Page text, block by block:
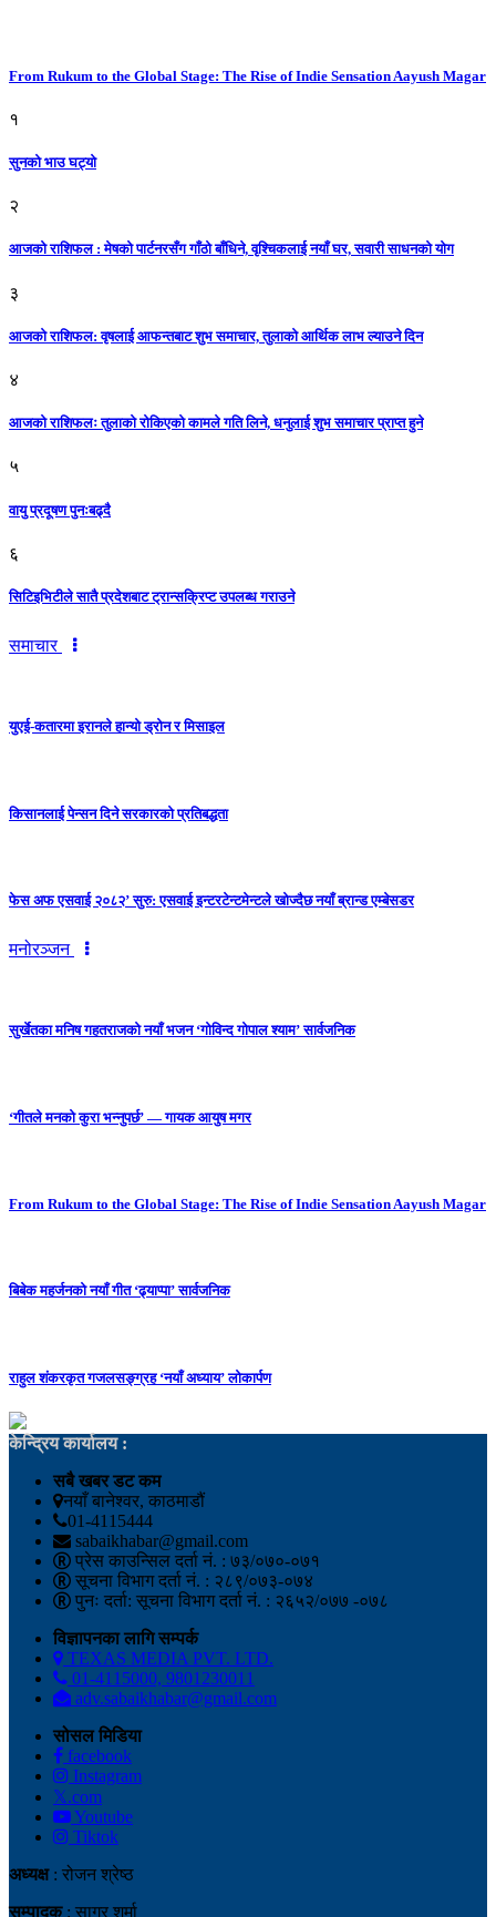
From Rukum to the Global Stage: The Rise of Indie Sensation Aayush Magar
१
सुनको भाउ घट्याे
२
आजको राशिफल : मेषको पार्टनरसँग गाँठो बाँधिने, वृश्चिकलाई नयाँ घर, सवारी साधनकाे याेग
३
आजकाे राशिफल: वृषलाई आफन्तबाट शुभ समाचार, तुलाकाे आर्थिक लाभ ल्याउने दिन
४
आजको राशिफलः तुलाकाे रोकिएको कामले गति लिने, धनुलाई शुभ समाचार प्राप्त हुने
५
वायु प्रदूषण पुनःबढ्दै
६
सिटिइभिटीले सातै प्रदेशबाट ट्रान्सक्रिप्ट उपलब्ध गराउने
समाचार
युएई-कतारमा इरानले हान्यो ड्रोन र मिसाइल
किसानलाई पेन्सन दिने सरकारको प्रतिबद्धता
फेस अफ एसवाई २०८२’ सुरु: एसवाई इन्टरटेन्टमेन्टले खोज्दैछ नयाँ ब्रान्ड एम्बेसडर
मनोरञ्जन
सुर्खेतका मनिष गहतराजको नयाँ भजन ‘गोविन्द गोपाल श्याम’ सार्वजनिक
‘गीतले मनको कुरा भन्नुपर्छ’ — गायक आयुष मगर
From Rukum to the Global Stage: The Rise of Indie Sensation Aayush Magar
बिबेक महर्जनको नयाँ गीत ‘ढ्याप्पा’ सार्वजनिक
राहुल शंकरकृत गजलसङ्ग्रह ‘नयाँ अध्याय’ लोकार्पण
केन्द्रिय कार्यालय :
सबै खबर डट कम
नयाँ बानेश्वर, काठमाडौं
01-4115444
sabaikhabar@gmail.com
प्रेस काउन्सिल दर्ता नं. : ७३/०७०-०७१
सूचना विभाग दर्ता नं. : २८९/०७३-०७४
पुनः दर्ता: सूचना विभाग दर्ता नं. : २६५२/०७७ -०७८
विज्ञापनका लागि सम्पर्क
TEXAS MEDIA PVT. LTD.
01-4115000, 9801230011
adv.sabaikhabar@gmail.com
सोसल मिडिया
facebook
Instagram
𝕏.com
Youtube
Tiktok
अध्यक्ष: रोजन श्रेष्ठ
सम्पादक: सागर शर्मा